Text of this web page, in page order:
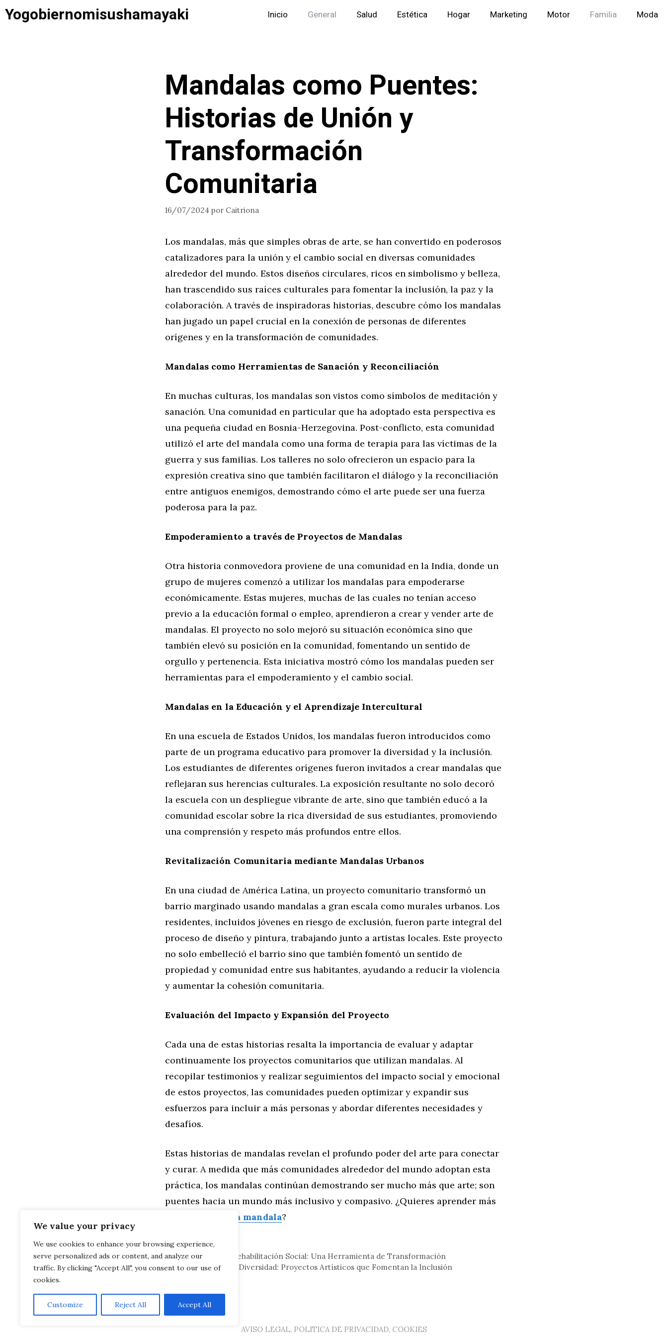
We value your privacy
We use cookies to enhance your browsing experience,
serve personalized ads or content, and analyze our
traffic. By clicking "Accept All", you consent to our use of
cookies.
Customize Reject All Accept All
Saltar
Yogobiernomisushamayaki Inicio General Salud Estética Hogar Marketing Motor Familia Moda
Mandalas como Puentes:
Historias de Unión y
Transformación
Comunitaria
16/07/2024 por Caitriona
Los mandalas, más que simples obras de arte, se han convertido en poderosos
catalizadores para la unión y el cambio social en diversas comunidades
alrededor del mundo. Estos diseños circulares, ricos en simbolismo y belleza,
han trascendido sus raíces culturales para fomentar la inclusión, la paz y la
colaboración. A través de inspiradoras historias, descubre cómo los mandalas
han jugado un papel crucial en la conexión de personas de diferentes
orígenes y en la transformación de comunidades.
Mandalas como Herramientas de Sanación y Reconciliación
En muchas culturas, los mandalas son vistos como símbolos de meditación y
sanación. Una comunidad en particular que ha adoptado esta perspectiva es
una pequeña ciudad en Bosnia-Herzegovina. Post-conflicto, esta comunidad
utilizó el arte del mandala como una forma de terapia para las víctimas de la
guerra y sus familias. Los talleres no solo ofrecieron un espacio para la
expresión creativa sino que también facilitaron el diálogo y la reconciliación
entre antiguos enemigos, demostrando cómo el arte puede ser una fuerza
poderosa para la paz.
Empoderamiento a través de Proyectos de Mandalas
Otra historia conmovedora proviene de una comunidad en la India, donde un
grupo de mujeres comenzó a utilizar los mandalas para empoderarse
económicamente. Estas mujeres, muchas de las cuales no tenían acceso
previo a la educación formal o empleo, aprendieron a crear y vender arte de
mandalas. El proyecto no solo mejoró su situación económica sino que
también elevó su posición en la comunidad, fomentando un sentido de
orgullo y pertenencia. Esta iniciativa mostró cómo los mandalas pueden ser
herramientas para el empoderamiento y el cambio social.
Mandalas en la Educación y el Aprendizaje Intercultural
En una escuela de Estados Unidos, los mandalas fueron introducidos como
parte de un programa educativo para promover la diversidad y la inclusión.
Los estudiantes de diferentes orígenes fueron invitados a crear mandalas que
reflejaran sus herencias culturales. La exposición resultante no solo decoró
la escuela con un despliegue vibrante de arte, sino que también educó a la
comunidad escolar sobre la rica diversidad de sus estudiantes, promoviendo
una comprensión y respeto más profundos entre ellos.
Revitalización Comunitaria mediante Mandalas Urbanos
En una ciudad de América Latina, un proyecto comunitario transformó un
barrio marginado usando mandalas a gran escala como murales urbanos. Los
residentes, incluidos jóvenes en riesgo de exclusión, fueron parte integral del
proceso de diseño y pintura, trabajando junto a artistas locales. Este proyecto
no solo embelleció el barrio sino que también fomentó un sentido de
propiedad y comunidad entre sus habitantes, ayudando a reducir la violencia
y aumentar la cohesión comunitaria.
Evaluación del Impacto y Expansión del Proyecto
Cada una de estas historias resalta la importancia de evaluar y adaptar
continuamente los proyectos comunitarios que utilizan mandalas. Al
recopilar testimonios y realizar seguimientos del impacto social y emocional
de estos proyectos, las comunidades pueden optimizar y expandir sus
esfuerzos para incluir a más personas y abordar diferentes necesidades y
desafíos.
Estas historias de mandalas revelan el profundo poder del arte para conectar
y curar. A medida que más comunidades alrededor del mundo adoptan esta
práctica, los mandalas continúan demostrando ser mucho más que arte; son
puentes hacia un mundo más inclusivo y compasivo. ¿Quieres aprender más
mandala mandala?
Categorías
Familia,General
Mandalas en la Rehabilitación Social: Una Herramienta de Transformación
Mandalas para la Diversidad: Proyectos Artísticos que Fomentan la Inclusión
AVISO LEGAL, POLITICA DE PRIVACIDAD, COOKIES